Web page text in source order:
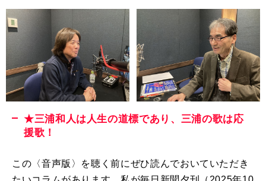
★三浦和人は人生の道標であり、三浦の歌は応
援歌！
この〈音声版〉を聴く前にぜひ読んでおいていただき